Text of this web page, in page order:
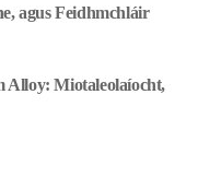
agus Feidhmchláir
Alloy: Miotaleolaíocht,